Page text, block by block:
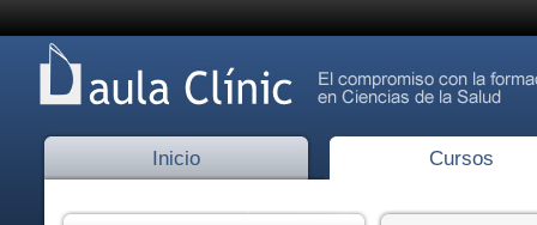
Inicio Cursos